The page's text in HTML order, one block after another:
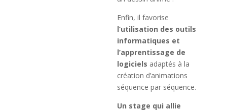
Enfin, il favorise
l’utilisation des outils
informatiques et
l’apprentissage de
logiciels adaptés à la
création d’animations
séquence par séquence.
Un stage qui allie